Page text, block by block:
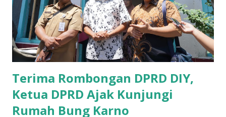
memberikan sosialisasi sampai ke tingkat desa,maka saya
yakin masyarakat sangat senang sekali," ucap pria yang
akrab dipanggil Gus Udin tersebut. Apalagi menyambut
MEA, seharusnya pelaku UMKM sudah mengerti kalau ada
dana pinjaman unt...
Terima Rombongan DPRD DIY,
Ketua DPRD Ajak Kunjungi
Rumah Bung Karno